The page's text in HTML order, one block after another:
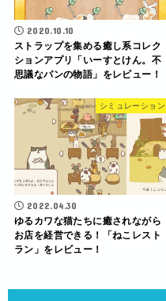
2020.10.10
ストラップを集める癒し系コレク
ションアプリ「いーすとけん。不
思議なパンの物語」をレビュー！
シミュレーション
2022.04.30
ゆるカワな猫たちに癒されながら
お店を経営できる！「ねこレスト
ラン」をレビュー！